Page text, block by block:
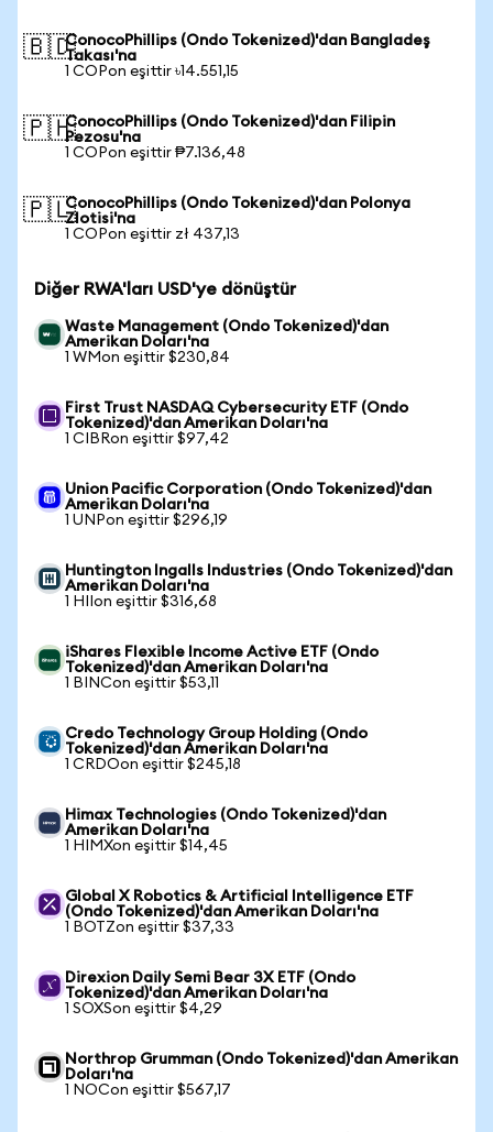
🇧🇩ConocoPhillips (Ondo Tokenized)'dan Bangladeş
Takası'na
1 COPon eşittir ৳14.551,15
🇵🇭ConocoPhillips (Ondo Tokenized)'dan Filipin
Pezosu'na
1 COPon eşittir ₱7.136,48
🇵🇱ConocoPhillips (Ondo Tokenized)'dan Polonya
Zlotisi'na
1 COPon eşittir zł 437,13
Diğer RWA'ları USD'ye dönüştür
Waste Management (Ondo Tokenized)'dan
Amerikan Doları'na
1 WMon eşittir $230,84
First Trust NASDAQ Cybersecurity ETF (Ondo
Tokenized)'dan Amerikan Doları'na
1 CIBRon eşittir $97,42
Union Pacific Corporation (Ondo Tokenized)'dan
Amerikan Doları'na
1 UNPon eşittir $296,19
Huntington Ingalls Industries (Ondo Tokenized)'dan
Amerikan Doları'na
1 HIIon eşittir $316,68
iShares Flexible Income Active ETF (Ondo
Tokenized)'dan Amerikan Doları'na
1 BINCon eşittir $53,11
Credo Technology Group Holding (Ondo
Tokenized)'dan Amerikan Doları'na
1 CRDOon eşittir $245,18
Himax Technologies (Ondo Tokenized)'dan
Amerikan Doları'na
1 HIMXon eşittir $14,45
Global X Robotics & Artificial Intelligence ETF
(Ondo Tokenized)'dan Amerikan Doları'na
1 BOTZon eşittir $37,33
Direxion Daily Semi Bear 3X ETF (Ondo
Tokenized)'dan Amerikan Doları'na
1 SOXSon eşittir $4,29
Northrop Grumman (Ondo Tokenized)'dan Amerikan
Doları'na
1 NOCon eşittir $567,17